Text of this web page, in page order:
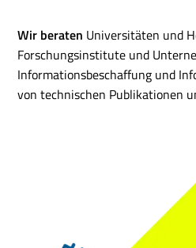
Wir beraten Universitäten und
Forschungsinstitute und
Informationsbeschaffung und
von technischen Publikationen